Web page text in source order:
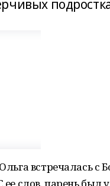
Ольга встречалась с